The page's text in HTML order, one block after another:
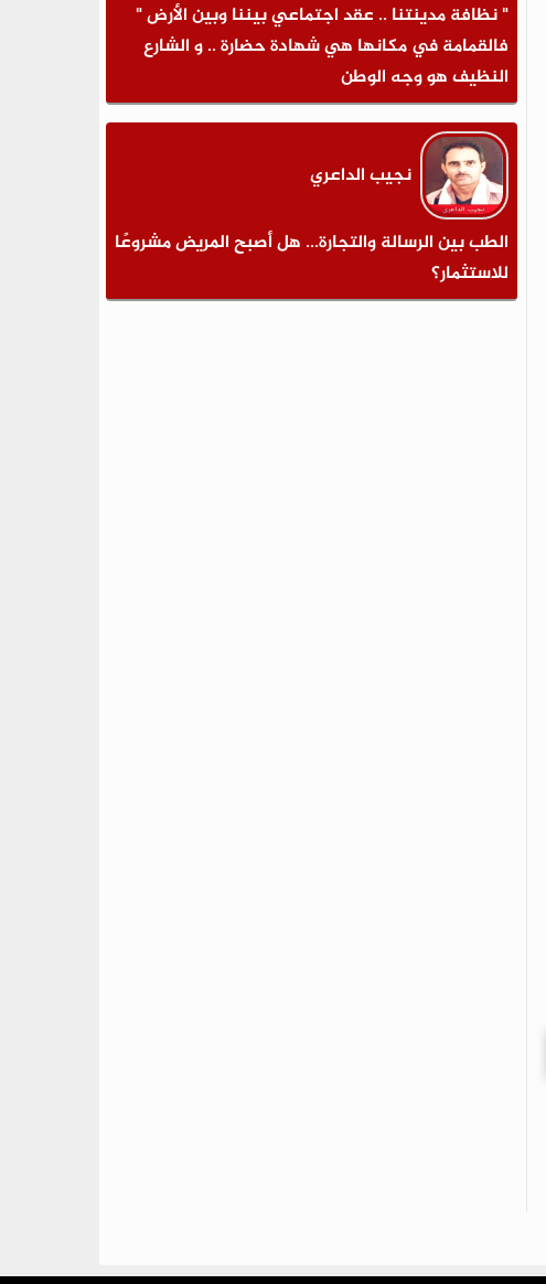
" نظافة مدينتنا .. عقد اجتماعي بيننا وبين الأرض "
فالقمامة في مكانها هي شهادة حضارة .. و الشارع
النظيف هو وجه الوطن
نجيب الداعري
الطب بين الرسالة والتجارة... هل أصبح المريض مشروعًا
للاستثمار؟